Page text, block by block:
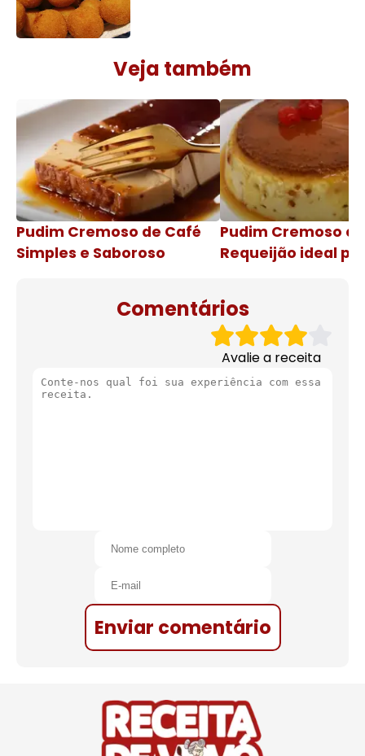
Veja também
Pudim Cremoso de Café
Simples e Saboroso
Pudim Cremoso
Requeijão ideal
Comentários
Avalie a receita
Enviar comentário